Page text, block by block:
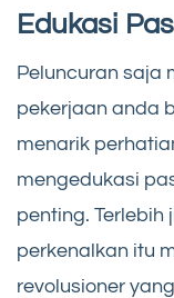
Edukasi
Peluncuran saja
pekerjaan anda
menarik
mengedukasi
penting.
perkenalkan itu
revolusioner